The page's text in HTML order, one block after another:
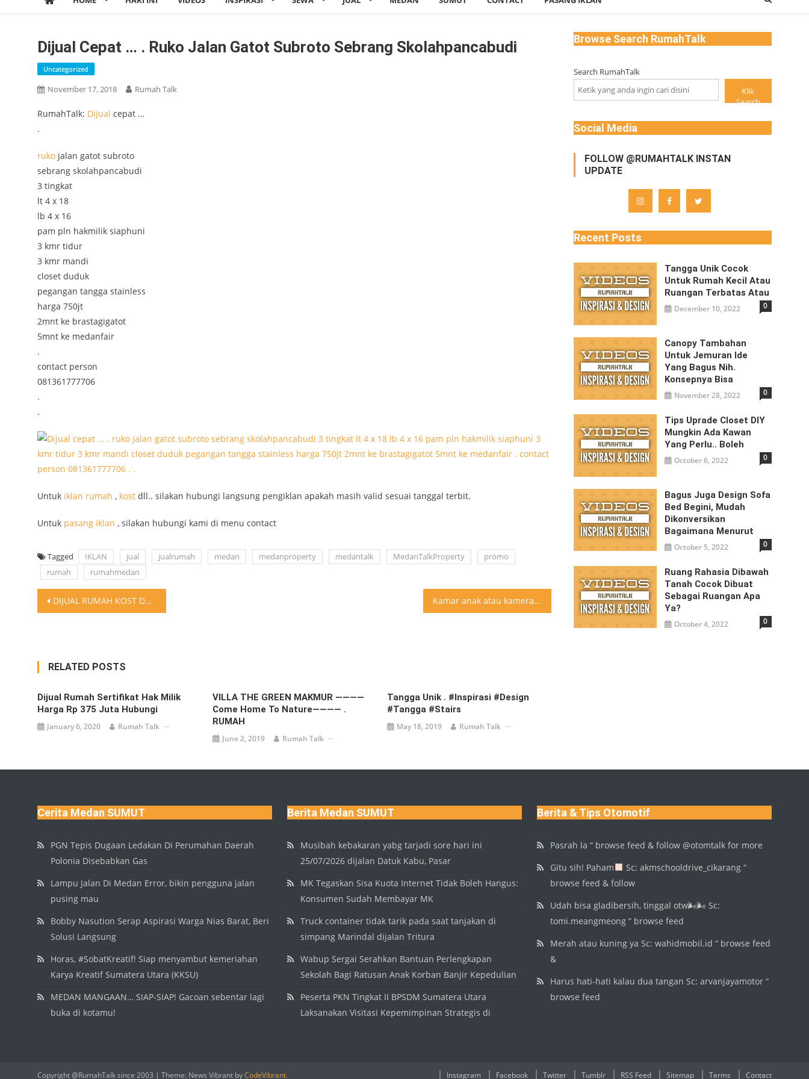
Dijual Cepat … . Ruko Jalan Gatot Subroto Sebrang Skolahpancabudi
Uncategorized
November 17, 2018 Rumah Talk
RumahTalk: Dijual cepat …
.
ruko jalan gatot subroto
sebrang skolahpancabudi
3 tingkat
lt 4 x 18
lb 4 x 16
pam pln hakmilik siaphuni
3 kmr tidur
3 kmr mandi
closet duduk
pegangan tangga stainless
harga 750jt
2mnt ke brastagigatot
5mnt ke medanfair
.
contact person
081361777706
.
.
Untuk iklan rumah , kost dll.. silakan hubungi langsung pengiklan apakah masih valid sesuai tanggal terbit.
Untuk pasang iklan , silakan hubungi kami di menu contact
Tagged IKLAN jual jualrumah medan medanproperty medantalk MedanTalkProperty
promo
rumah
rumahmedan
Post
DIJUAL RUMAH KOST DAN TANAH Jalam Umar Glugur Darat Medan Timur Luas tanah 14,7×48 Harga 2.4M (nego) Lokasi strategis dekat kampus, dekat mesjid. 5 Kamar kost, 2 Rumah utama, 5 KT, 8 KM Ada kios didepan Rumah Utama Hp. 085296485910 . Untuk iklan rumah lainnya silakan follow @RumahTalk Kamar anak atau kamera kost?
RELATED POSTS
Dijual Rumah Sertifikat Hak Milik
Harga Rp 375 Juta Hubungi
January 6, 2020 Rumah Talk
VILLA THE GREEN MAKMUR ————
Come Home To Nature———— .
RUMAH
June 2, 2019 Rumah Talk
Tangga Unik . #inspirasi #design
#tangga #stairs
May 18, 2019 Rumah Talk
Browse Search RumahTalk
Search RumahTalk
Klik
Search
Social Media
FOLLOW @RUMAHTALK INSTAN
UPDATE
Recent Posts
Tangga Unik Cocok
Untuk Rumah Kecil Atau
Ruangan Terbatas Atau
December 10, 2022 0
Canopy Tambahan
Untuk Jemuran Ide
Yang Bagus Nih.
Konsepnya Bisa
November 28, 2022 0
Tips Uprade Closet DIY
Mungkin Ada Kawan
Yang Perlu.. Boleh
October 6, 2022 0
Bagus Juga Design Sofa
Bed Begini, Mudah
Dikonversikan
Bagaimana Menurut
October 5, 2022 0
Ruang Rahasia Dibawah
Tanah Cocok Dibuat
Sebagai Ruangan Apa
Ya?
October 4, 2022 0
Cerita Medan SUMUT
PGN Tepis Dugaan Ledakan Di Perumahan Daerah
Polonia Disebabkan Gas
Lampu Jalan Di Medan Error, bikin pengguna jalan
pusing mau
Bobby Nasution Serap Aspirasi Warga Nias Barat, Beri
Solusi Langsung
Horas, #SobatKreatif! Siap menyambut kemeriahan
Karya Kreatif Sumatera Utara (KKSU)
MEDAN MANGAAN… SIAP-SIAP! Gacoan sebentar lagi
buka di kotamu!
Berita Medan SUMUT
Musibah kebakaran yabg tarjadi sore hari ini
25/07/2026 dijalan Datuk Kabu, Pasar
MK Tegaskan Sisa Kuota Internet Tidak Boleh Hangus:
Konsumen Sudah Membayar MK
Truck container tidak tarik pada saat tanjakan di
simpang Marindal dijalan Tritura
Wabup Sergai Serahkan Bantuan Perlengkapan
Sekolah Bagi Ratusan Anak Korban Banjir Kepedulian
Peserta PKN Tingkat II BPSDM Sumatera Utara
Laksanakan Visitasi Kepemimpinan Strategis di
Berita & Tips Otomotif
Pasrah la “ browse feed & follow @otomtalk for more
Gitu sih! Paham
Sc: akmschooldrive_cikarang “
browse feed & follow
Udah bisa gladibersih, tinggal otw🌬🌬 Sc:
tomi.meangmeong “ browse feed
Merah atau kuning ya Sc: wahidmobil.id “ browse feed
&
Harus hati-hati kalau dua tangan Sc: arvanjayamotor “
browse feed
Copyright @RumahTalk since 2003 | Theme: News Vibrant byCodeVibrant. Instagram Facebook Twitter Tumblr RSS Feed Sitemap Terms Contact